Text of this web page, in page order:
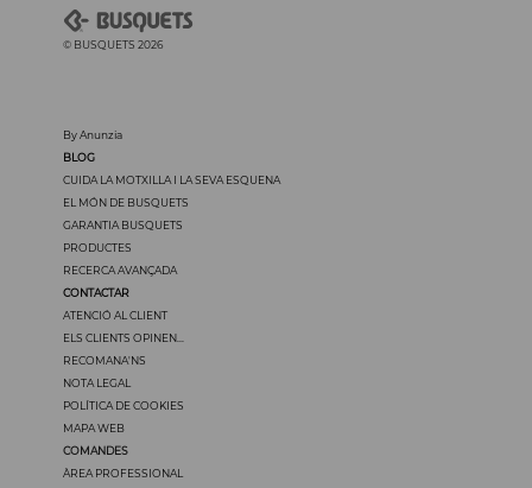
© BUSQUETS 2026
By Anunzia
BLOG
CUIDA LA MOTXILLA I LA SEVA ESQUENA
EL MÓN DE BUSQUETS
GARANTIA BUSQUETS
PRODUCTES
RECERCA AVANÇADA
CONTACTAR
ATENCIÓ AL CLIENT
ELS CLIENTS OPINEN...
RECOMANA'NS
NOTA LEGAL
POLÍTICA DE COOKIES
MAPA WEB
COMANDES
ÀREA PROFESSIONAL